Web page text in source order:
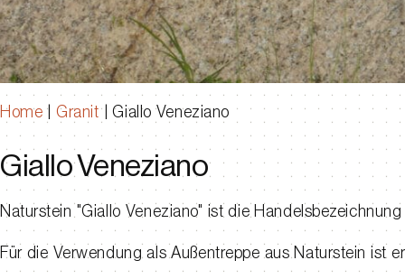
Home |Granit|Giallo Veneziano
Giallo Veneziano
Naturstein "Giallo Veneziano" ist die
Für die Verwendung als Außentreppe aus Naturstein ist